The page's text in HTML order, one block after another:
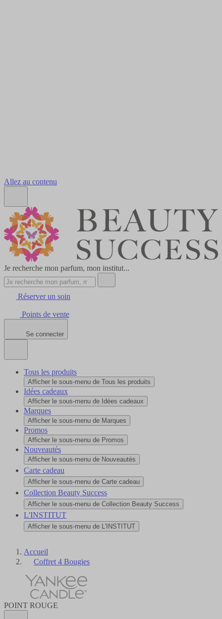
Allez au contenu
Je recherche mon parfum, mon institut...
Réserver un soin
Points de vente
Se connecter
Tous les produits
Afficher le sous-menu de Tous les produits
Idées cadeaux
Afficher le sous-menu de Idées cadeaux
Marques
Afficher le sous-menu de Marques
Promos
Afficher le sous-menu de Promos
Nouveautés
Afficher le sous-menu de Nouveautés
Carte cadeau
Afficher le sous-menu de Carte cadeau
Collection Beauty Success
Afficher le sous-menu de Collection Beauty Success
L'INSTITUT
Afficher le sous-menu de L'INSTITUT
Accueil
Coffret 4 Bougies
POINT ROUGE